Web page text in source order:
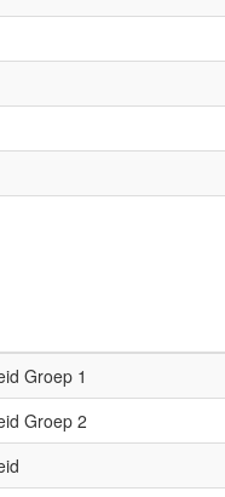
Groep 1
Groep 2